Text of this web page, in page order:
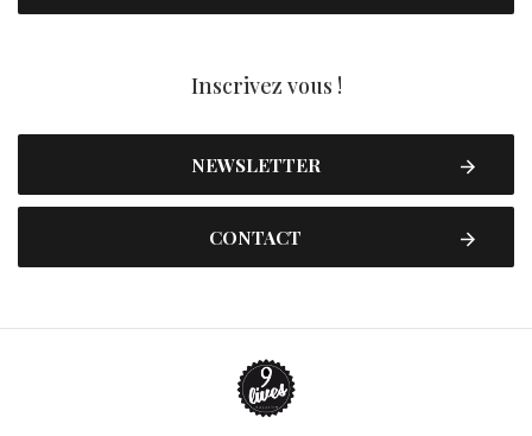
Inscrivez vous !
NEWSLETTER
CONTACT